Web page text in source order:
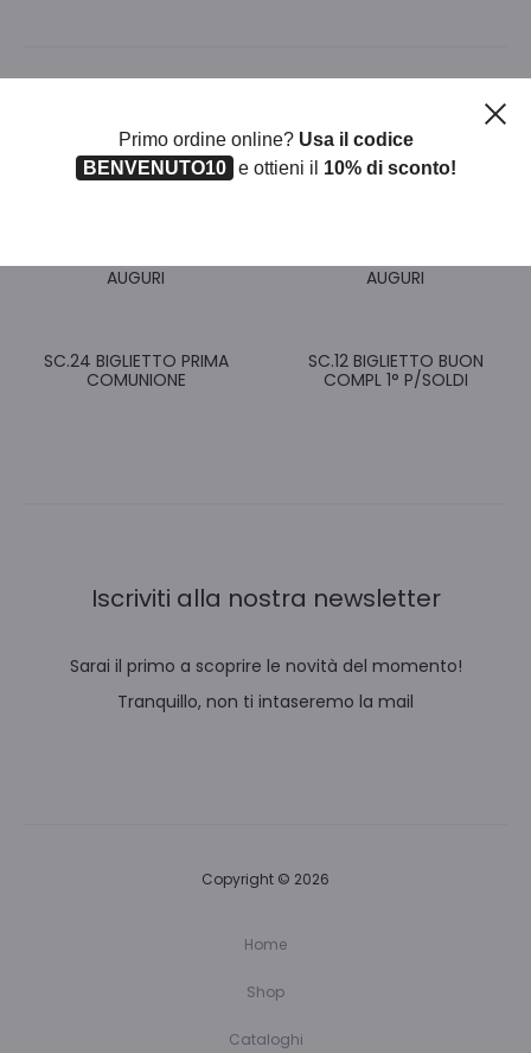
Prodotti correlati
AUGURI
AUGURI
SC.24 BIGLIETTO PRIMA
COMUNIONE
SC.12 BIGLIETTO BUON
COMPL 1° P/SOLDI
Iscriviti alla nostra newsletter
Sarai il primo a scoprire le novità del momento!
Tranquillo, non ti intaseremo la mail
Copyright © 2026
Home
Shop
Cataloghi
Primo ordine online? Usa il codice
BENVENUTO10
e ottieni il 10% di sconto!